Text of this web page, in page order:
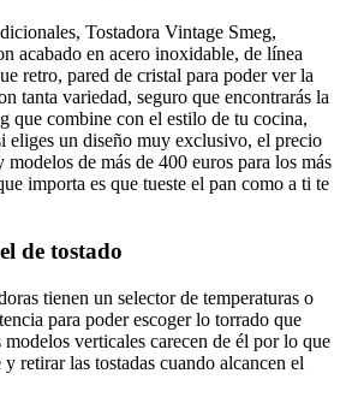
Tostadora Vintage Smeg,
acabado en acero inoxidable, de línea
retro, pared de cristal para poder ver la
tanta variedad, seguro que encontrarás la
que combine con el estilo de tu cocina,
eliges un diseño muy exclusivo, el precio
de más de 400 euros para los más
importa es que tueste el pan como a ti te
de tostado
tienen un selector de temperaturas o
para poder escoger lo torrado que
verticales carecen de él por lo que
retirar las tostadas cuando alcancen el